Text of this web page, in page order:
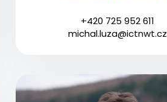
+420 725 952 611
michal.luza@ictnwt.cz